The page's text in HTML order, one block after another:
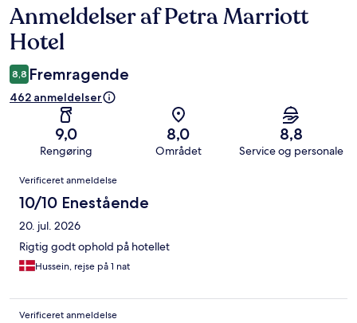
Anmeldelser
Anmeldelser af Petra Marriott
Hotel
8,8 Fremragende
462 anmeldelser
9,0
Rengøring
8,0
Området
8,8
Service og personale
Anmeldelser
Verificeret anmeldelse
10/10 Enestående
20. jul. 2026
Rigtig godt ophold på hotellet
Hussein, rejse på 1 nat
Verificeret anmeldelse